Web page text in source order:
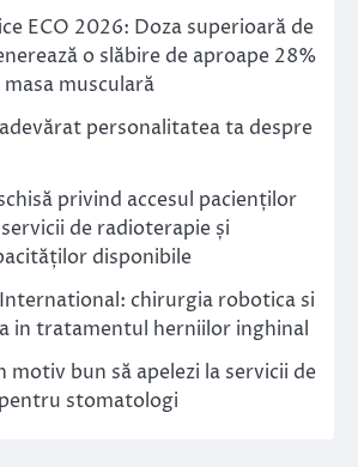
ECO 2026: Doza superioară de
o slăbire de aproape 28%
musculară
personalitatea ta despre
privind accesul pacienților
de radioterapie și
disponibile
chirurgia robotica si
in tratamentul herniilor inghinal
motiv bun să apelezi la servicii de
stomatologi